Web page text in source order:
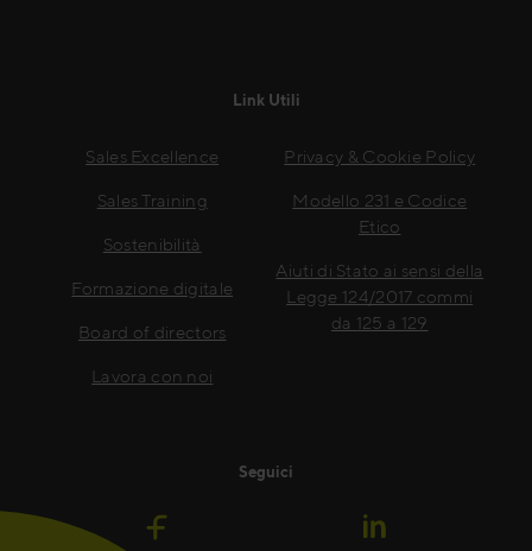
Link Utili
Sales Excellence
Sales Training
Sostenibilità
Formazione digitale
Board of directors
Lavora con noi
Privacy & Cookie Policy
Modello 231 e Codice
Etico
Aiuti di Stato ai sensi della
Legge 124/2017 commi
da 125 a 129
Seguici